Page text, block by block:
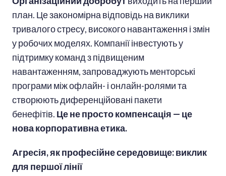
план. Це закономірна відповідь на виклики
тривалого стресу, високого навантаження і змін
у робочих моделях. Компанії інвестують у
підтримку команд з підвищеним
навантаженням, запроваджують менторські
програми між офлайн- і онлайн-ролями та
створюють диференційовані пакети
бенефітів. Це не просто компенсація — це
нова корпоративна етика.
Агресія, як професійне середовище: виклик
для першої лінії